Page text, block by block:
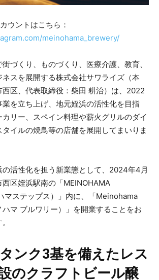
ウントはこちら：
meinohama_brewery/
づくり、ものづくり、医療介護、教育、
ネスを展開する株式会社サワライズ（本
区、代表取締役：柴田 耕治）は、2022
を立ち上げ、地元姪浜の活性化を目指
カリー、スペイン料理や薪火グリルのダイ
イルの焼鳥等の店舗を展開してまいりま
活性化を担う新業態として、2024年4月
区姪浜駅南の「MEINOHAMA
マステップス）」内に、「Meinohama
マ ブルワリー）」を開業することをお
ンク3基を備えたレス
のクラフトビール醸